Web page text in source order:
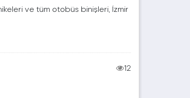
ve tüm otobüs binişleri, İzmir
12